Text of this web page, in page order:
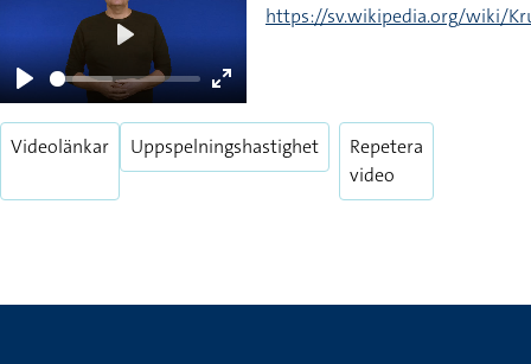
Play
Enter
fullscreen
Play
Videolänkar Uppspelningshastighet
Repetera
video
https://sv.wikipedia.org/wiki/